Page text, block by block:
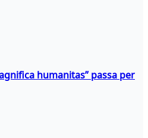
humanitas” passa per